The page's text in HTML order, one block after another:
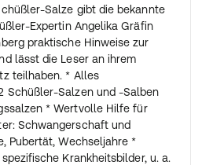
Salze gibt die bekannte
Expertin Angelika Gräfin
praktische Hinweise zur
lässt die Leser an ihrem
teilhaben. * Alles
Schüßler-Salzen und -Salben
* Wertvolle Hilfe für
Schwangerschaft und
Pubertät, Wechseljahre *
Krankheitsbilder, u. a.